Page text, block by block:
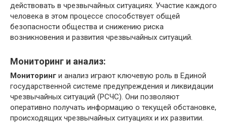
действовать в чрезвычайных ситуациях. Участие каждого
человека в этом процессе способствует общей
безопасности общества и снижению риска
возникновения и развития чрезвычайных ситуаций.
Мониторинг и анализ:
Мониторинг и анализ играют ключевую роль в Единой
государственной системе предупреждения и ликвидации
чрезвычайных ситуаций (РСЧС). Они позволяют
оперативно получать информацию о текущей обстановке,
происходящих чрезвычайных ситуациях и их развитии.